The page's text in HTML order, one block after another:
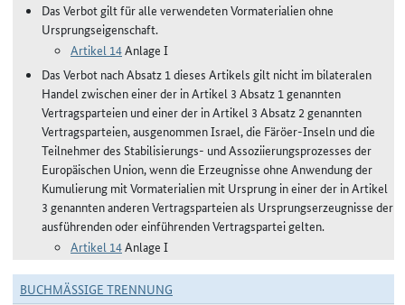
Das Verbot gilt für alle verwendeten Vormaterialien ohne
Ursprungseigenschaft.
Artikel 14Anlage I
Das Verbot nach Absatz 1 dieses Artikels gilt nicht im bilateralen
Handel zwischen einer der in Artikel 3 Absatz 1 genannten
Vertragsparteien und einer der in Artikel 3 Absatz 2 genannten
Vertragsparteien, ausgenommen Israel, die Färöer-Inseln und die
Teilnehmer des Stabilisierungs- und Assoziierungsprozesses der
Europäischen Union, wenn die Erzeugnisse ohne Anwendung der
Kumulierung mit Vormaterialien mit Ursprung in einer der in Artikel
3 genannten anderen Vertragsparteien als Ursprungserzeugnisse der
ausführenden oder einführenden Vertragspartei gelten.
Artikel 14Anlage I
BUCHMÄSSIGE TRENNUNG